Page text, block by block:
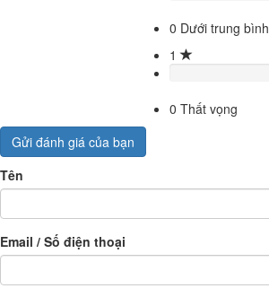
0 Dưới trung bình
1
0 Thất vọng
Gửi đánh giá của bạn
Tên
Email / Số điện thoại